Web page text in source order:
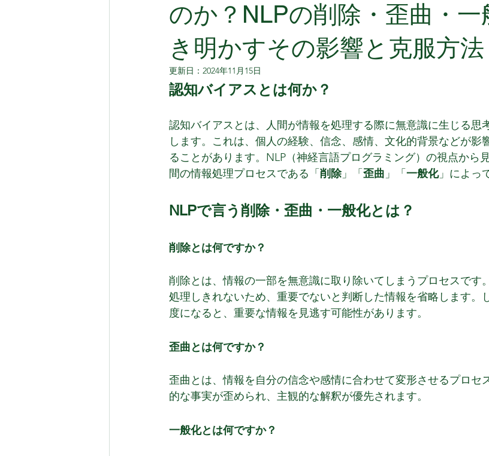
のか？NLPの削除・歪曲・
き明かすその影響と克服方法
更新日： 2024年11月15日
認知バイアスとは何か？
認知バイアスとは、人間が情報を処理する際に無意識に生じる思
します。これは、個人の経験、信念、感情、文化的背景などが影
ることがあります。NLP（神経言語プログラミング）の視点から
間の情報処理プロセスである「 削除」「 歪曲 」「 一般化」によっ
NLPで言う削除・歪曲・一般化とは？
削除とは何ですか？
削除とは、情報の一部を無意識に取り除いてしまうプロセスです
処理しきれないため、重要でないと判断した情報を省略します。
度になると、重要な情報を見逃す可能性があります。
歪曲とは何ですか？
歪曲とは、情報を自分の信念や感情に合わせて変形させるプロセ
的な事実が歪められ、主観的な解釈が優先されます。
一般化とは何ですか？